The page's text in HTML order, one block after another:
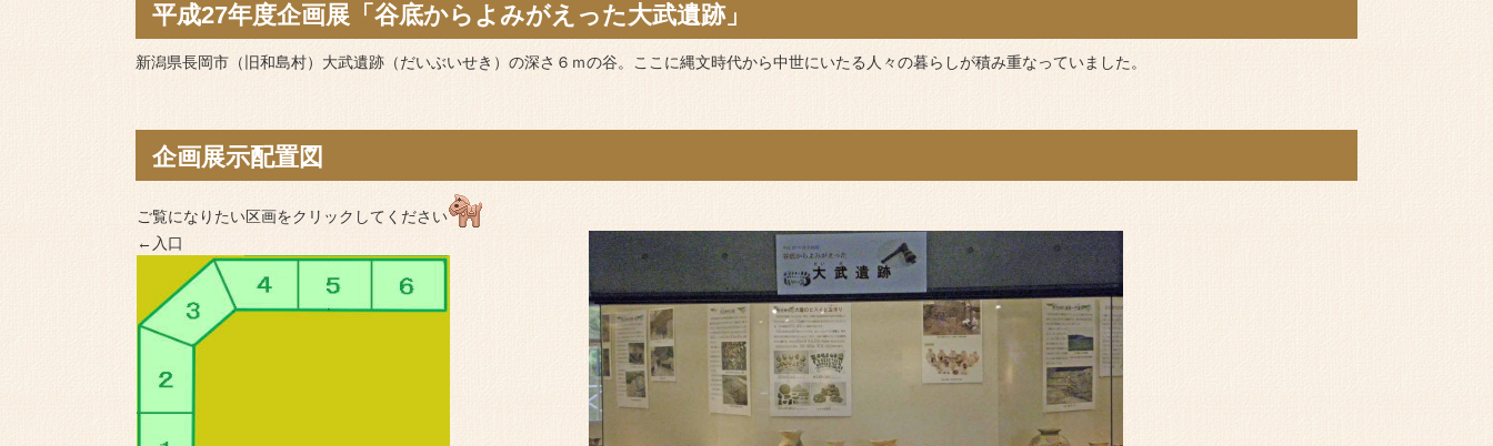
平成27年度企画展「谷底からよみがえった大武遺跡」
新潟県長岡市（旧和島村）大武遺跡（だいぶいせき）の深さ６ｍの谷。ここに縄文時代から中世にいたる人々の暮らしが積み重なっていました。
企画展示配置図
ご覧になりたい区画をクリックしてください
←入口